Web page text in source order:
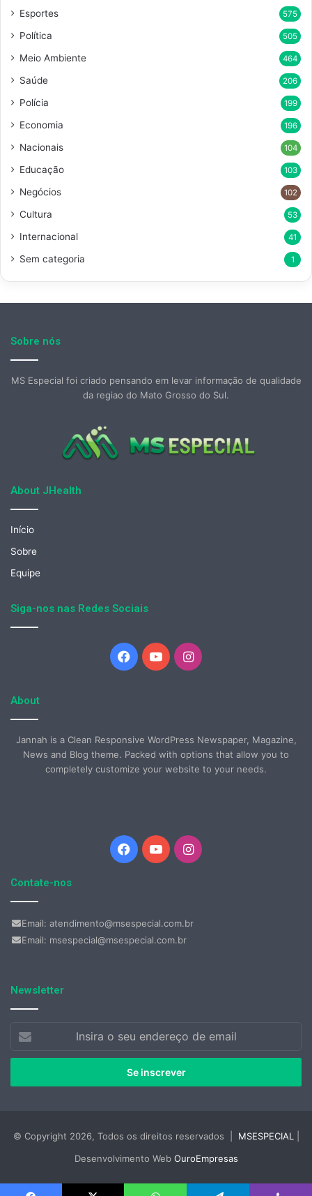
Esportes 575
Política 505
Meio Ambiente 464
Saúde 206
Polícia 199
Economia 196
Nacionais 104
Educação 103
Negócios 102
Cultura 53
Internacional 41
Sem categoria 1
Sobre nós
MS Especial foi criado pensando em levar informação de qualidade
da regiao do Mato Grosso do Sul.
About JHealth
Início
Sobre
Equipe
Siga-nos nas Redes Sociais
Facebook
YouTubeInstagram
About
Jannah is a Clean Responsive WordPress Newspaper, Magazine,
News and Blog theme. Packed with options that allow you to
completely customize your website to your needs.
Facebook
YouTubeInstagram
Contate-nos
Email: atendimento@msespecial.com.br
Email: msespecial@msespecial.com.br
Newsletter
seu
de
© Copyright 2026, Todos os direitos reservados | MSESPECIAL
Desenvolvimento Web OuroEmpresas